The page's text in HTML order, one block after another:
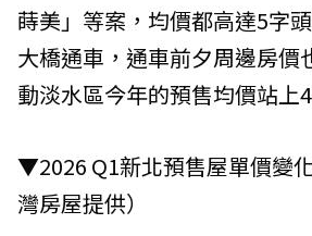
蒔美」等案，均價都高達5字
大橋通車，通車前夕周邊房價
動淡水區今年的預售均價站上
▼2026 Q1新北預售屋單價變
灣房屋提供）